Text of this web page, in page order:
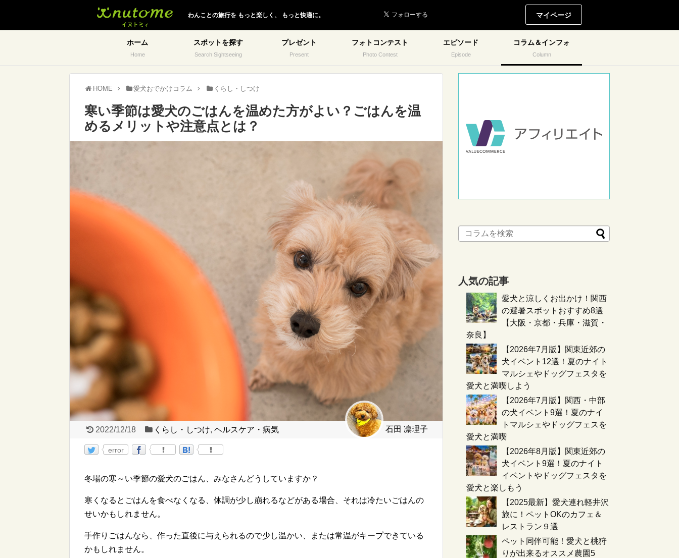
わんことの旅行を もっと楽しく、 もっと快適に。 マイページ
ホーム
Home
スポットを探す
Search Sightseeing
プレゼント
Present
フォトコンテスト
Photo Contest
エピソード
Episode
コラム＆インフォ
Column
HOME 愛犬おでかけコラム くらし・しつけ
寒い季節は愛犬のごはんを温めた方がよい？ごはんを温
めるメリットや注意点とは？
石田 凛理子
2022/12/18 くらし・しつけ,ヘルスケア・病気
error
冬場の寒～い季節の愛犬のごはん、みなさんどうしていますか？
寒くなるとごはんを食べなくなる、体調が少し崩れるなどがある場合、それは冷たいごはんの
せいかもしれません。
手作りごはんなら、作った直後に与えられるので少し温かい、または常温がキープできている
かもしれません。
人気の記事
愛犬と涼しくお出かけ！関西
の避暑スポットおすすめ8選
【大阪・京都・兵庫・滋賀・
奈良】
【2026年7月版】関東近郊の
犬イベント12選！夏のナイト
マルシェやドッグフェスタを
愛犬と満喫しよう
【2026年7月版】関西・中部
の犬イベント9選！夏のナイ
トマルシェやドッグフェスを
愛犬と満喫
【2026年8月版】関東近郊の
犬イベント9選！夏のナイト
イベントやドッグフェスタを
愛犬と楽しもう
【2025最新】愛犬連れ軽井沢
旅に！ペットOKのカフェ＆
レストラン９選
ペット同伴可能！愛犬と桃狩
りが出来るオススメ農園5